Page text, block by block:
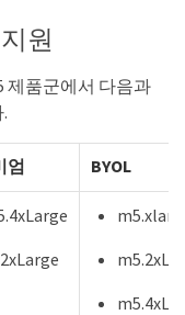
원
제품군에서 다음과
엄 BYOL